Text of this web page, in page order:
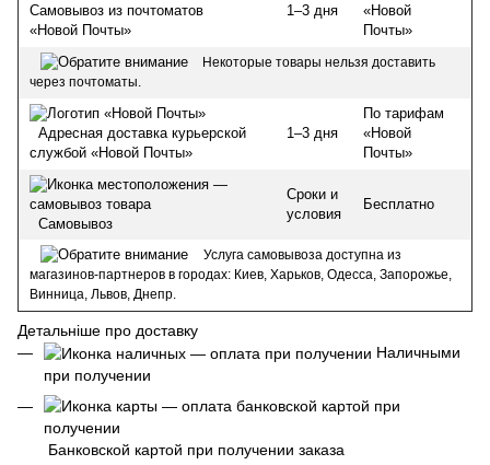
Самовывоз из почтоматов
«Новой Почты»
1–3 дня
«Новой
Почты»
Некоторые товары нельзя доставить
через почтоматы.
Адресная доставка курьерской
службой «Новой Почты»
1–3 дня
По тарифам
«Новой
Почты»
Самовывоз
Сроки и
условия
Бесплатно
Услуга самовывоза доступна из
магазинов-партнеров в городах: Киев, Харьков, Одесса, Запорожье,
Винница, Львов, Днепр.
Детальніше про доставку
Наличными
при получении
Банковской картой при получении заказа